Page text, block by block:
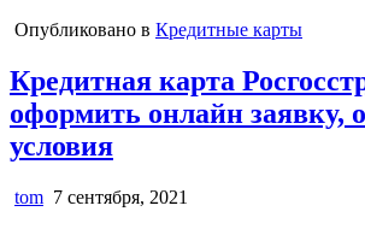
Опубликовано в Кредитные карты
Кредитная карта
оформить онлайн заявку,
условия
tom 7 сентября, 2021